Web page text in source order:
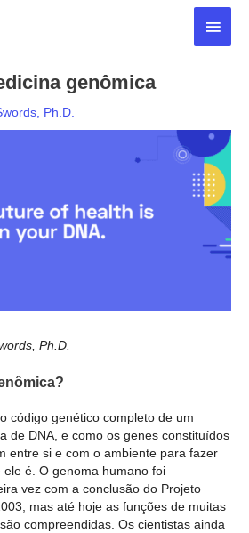
Main
genômica
Ph.D.
Ph.D.
código genético completo de um
de DNA, e como os genes constituídos
entre si e com o ambiente para fazer
é. O genoma humano foi
vez com a conclusão do Projeto
mas até hoje as funções de muitas
compreendidas. Os cientistas ainda